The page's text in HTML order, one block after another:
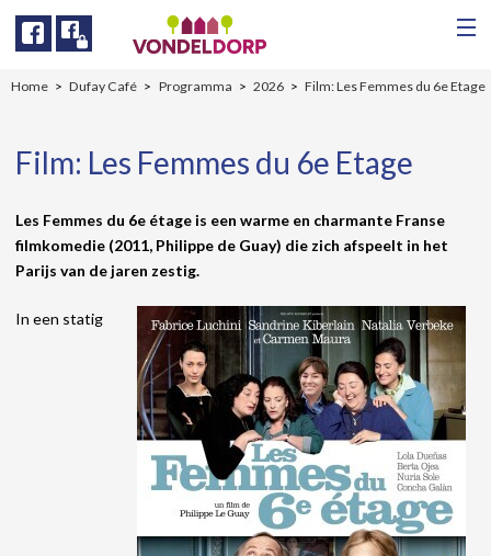
Facebook
Home Dufay Café Programma 2026 Film: Les Femmes du 6e Etage
Film: Les Femmes du 6e Etage
Les Femmes du 6e étage is een warme en charmante Franse
filmkomedie (2011, Philippe de Guay) die zich afspeelt in het
Parijs van de jaren zestig.
In een statig